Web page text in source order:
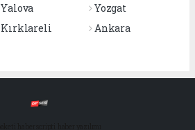
Yalova
Yozgat
Kırklareli Ankara